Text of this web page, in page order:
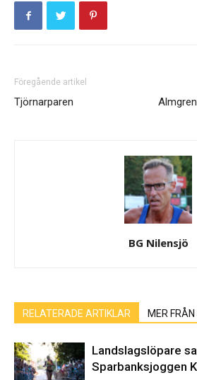
Föregående artikel
Tjörnarparen
BG Nilensjö
RELATERADE ARTIKLAR MER
Landslagslöpare
Sparbanksjoggen